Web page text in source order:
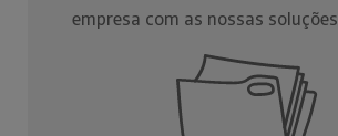
empresa com as nossas soluções